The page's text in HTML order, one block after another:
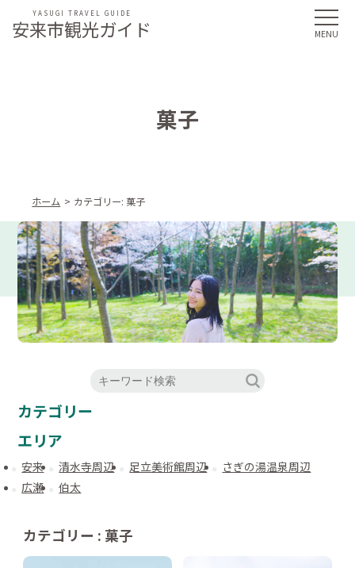
安来市観光ガイド
YASUGI TRAVEL GUIDE
菓子
ホーム カテゴリー:菓子
カテゴリー
エリア
安来 清水寺周辺 足立美術館周辺
さぎの湯温泉周辺
広瀬
伯太
カテゴリー : 菓子